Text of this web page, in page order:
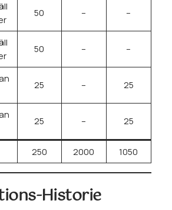
50 – –
50 – –
25 – 25
25 – 25
250 2000 1050
Historie